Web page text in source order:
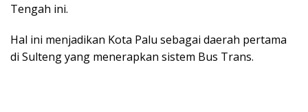
Tengah ini.
Hal ini menjadikan Kota Palu sebagai daerah pertama
di Sulteng yang menerapkan sistem Bus Trans.